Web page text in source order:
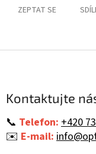
ZEPTAT SE
Kontaktujte
📞 Telefon: +420
✉️ E-mail: